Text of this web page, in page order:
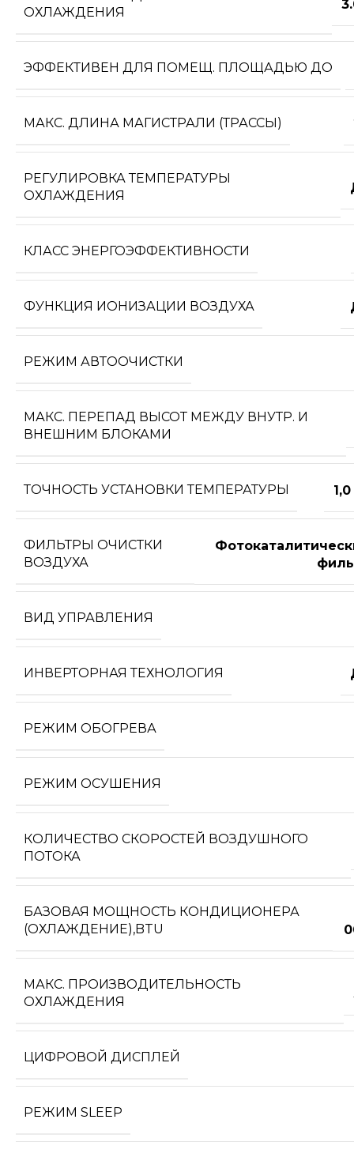
ОХЛАЖДЕНИЯ
ЭФФЕКТИВЕН ДЛЯ ПОМЕЩ. ПЛОЩАДЬЮ ДО
МАКС. ДЛИНА МАГИСТРАЛИ (ТРАССЫ)
РЕГУЛИРОВКА ТЕМПЕРАТУРЫ
ОХЛАЖДЕНИЯ
КЛАСС ЭНЕРГОЭФФЕКТИВНОСТИ
ФУНКЦИЯ ИОНИЗАЦИИ ВОЗДУХА
РЕЖИМ АВТООЧИСТКИ
МАКС. ПЕРЕПАД ВЫСОТ МЕЖДУ ВНУТР. И
ВНЕШНИМ БЛОКАМИ
ТОЧНОСТЬ УСТАНОВКИ ТЕМПЕРАТУРЫ
ФИЛЬТРЫ ОЧИСТКИ
ВОЗДУХА
ВИД УПРАВЛЕНИЯ
ИНВЕРТОРНАЯ ТЕХНОЛОГИЯ
РЕЖИМ ОБОГРЕВА
РЕЖИМ ОСУШЕНИЯ
КОЛИЧЕСТВО СКОРОСТЕЙ ВОЗДУШНОГО
ПОТОКА
БАЗОВАЯ МОЩНОСТЬ КОНДИЦИОНЕРА
(ОХЛАЖДЕНИЕ),BTU
МАКС. ПРОИЗВОДИТЕЛЬНОСТЬ
ОХЛАЖДЕНИЯ
ЦИФРОВОЙ ДИСПЛЕЙ
РЕЖИМ SLEEP